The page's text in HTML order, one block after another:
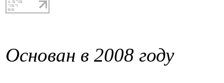
Основан в 2008 году